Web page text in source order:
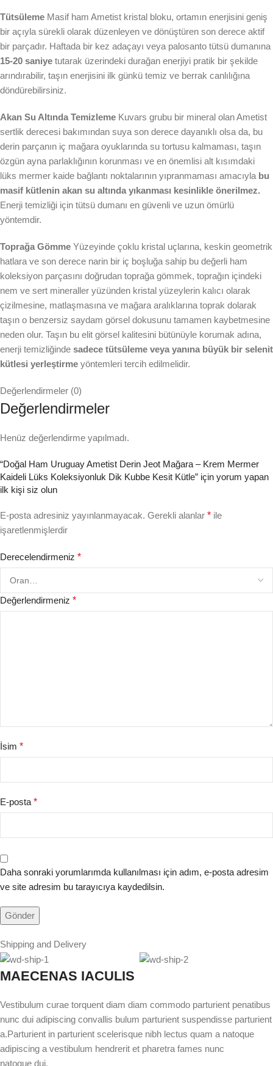
Tütsüleme Masif ham Ametist kristal bloku, ortamın enerjisini geniş
bir açıyla sürekli olarak düzenleyen ve dönüştüren son derece aktif
bir parçadır. Haftada bir kez adaçayı veya palosanto tütsü dumanına
15-20 saniye tutarak üzerindeki durağan enerjiyi pratik bir şekilde
arındırabilir, taşın enerjisini ilk günkü temiz ve berrak canlılığına
döndürebilirsiniz.
Akan Su Altında Temizleme Kuvars grubu bir mineral olan Ametist
sertlik derecesi bakımından suya son derece dayanıklı olsa da, bu
derin parçanın iç mağara oyuklarında su tortusu kalmaması, taşın
özgün ayna parlaklığının korunması ve en önemlisi alt kısımdaki
lüks mermer kaide bağlantı noktalarının yıpranmaması amacıyla bu
masif kütlenin akan su altında yıkanması kesinlikle önerilmez.
Enerji temizliği için tütsü dumanı en güvenli ve uzun ömürlü
yöntemdir.
Toprağa Gömme Yüzeyinde çoklu kristal uçlarına, keskin geometrik
hatlara ve son derece narin bir iç boşluğa sahip bu değerli ham
koleksiyon parçasını doğrudan toprağa gömmek, toprağın içindeki
nem ve sert mineraller yüzünden kristal yüzeylerin kalıcı olarak
çizilmesine, matlaşmasına ve mağara aralıklarına toprak dolarak
taşın o benzersiz saydam görsel dokusunu tamamen kaybetmesine
neden olur. Taşın bu elit görsel kalitesini bütünüyle korumak adına,
enerji temizliğinde sadece tütsüleme veya yanına büyük bir selenit
kütlesi yerleştirme yöntemleri tercih edilmelidir.
Değerlendirmeler (0)
Değerlendirmeler
Henüz değerlendirme yapılmadı.
“Doğal Ham Uruguay Ametist Derin Jeot Mağara – Krem Mermer
Kaideli Lüks Koleksiyonluk Dik Kubbe Kesit Kütle” için yorum yapan
ilk kişi siz olun
E-posta adresiniz yayınlanmayacak. Gerekli alanlar * ile
işaretlenmişlerdir
Derecelendirmeniz *
Değerlendirmeniz *
İsim *
E-posta *
Daha sonraki yorumlarımda kullanılması için adım, e-posta adresim
ve site adresim bu tarayıcıya kaydedilsin.
Shipping and Delivery
MAECENAS IACULIS
Vestibulum curae torquent diam diam commodo parturient penatibus
nunc dui adipiscing convallis bulum parturient suspendisse parturient
a.Parturient in parturient scelerisque nibh lectus quam a natoque
adipiscing a vestibulum hendrerit et pharetra fames nunc
natoque dui.